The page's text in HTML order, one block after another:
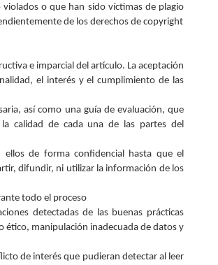
o que han sido víctimas de plagio
de los derechos de copyright
e imparcial del artículo. La aceptación
el interés y el cumplimiento de las
así como una guía de evaluación, que
calidad de cada una de las partes del
de forma confidencial hasta que el
difundir, ni utilizar la información de los
todo el proceso
detectadas de las buenas prácticas
ético, manipulación inadecuada de datos y
de interés que pudieran detectar al leer